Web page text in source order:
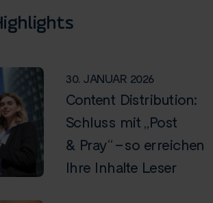
30. JANUAR 2026
Content Distribution:
Schluss mit „Post
& Pray“ – so erreichen
Ihre Inhalte Leser